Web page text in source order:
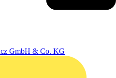
GmbH & Co. KG